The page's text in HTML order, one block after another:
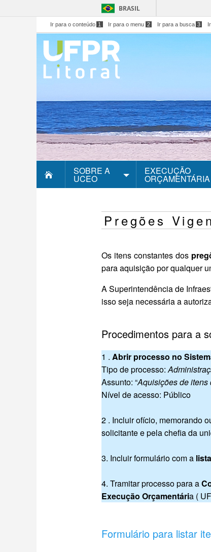
BRASIL
Ir para o conteúdo 1 Ir para o menu 2 Ir para a busca 3
SOBRE A
UCEO
EXECUÇÃO
ORÇAMENTÁRIA
Pregões
Os itens constantes dos
para aquisição por qualquer
A Superintendência de
isso seja necessária a
Procedimentos para a
1 .Abrir processo no
Tipo de processo:
Assunto: “Aquisições de
Nível de acesso: Público
2 . Incluir ofício, memorando
solicitante e pela chefia da
3. Incluir formulário com a
4. Tramitar processo para a
Execução Orçamentária (
Formulário para listar